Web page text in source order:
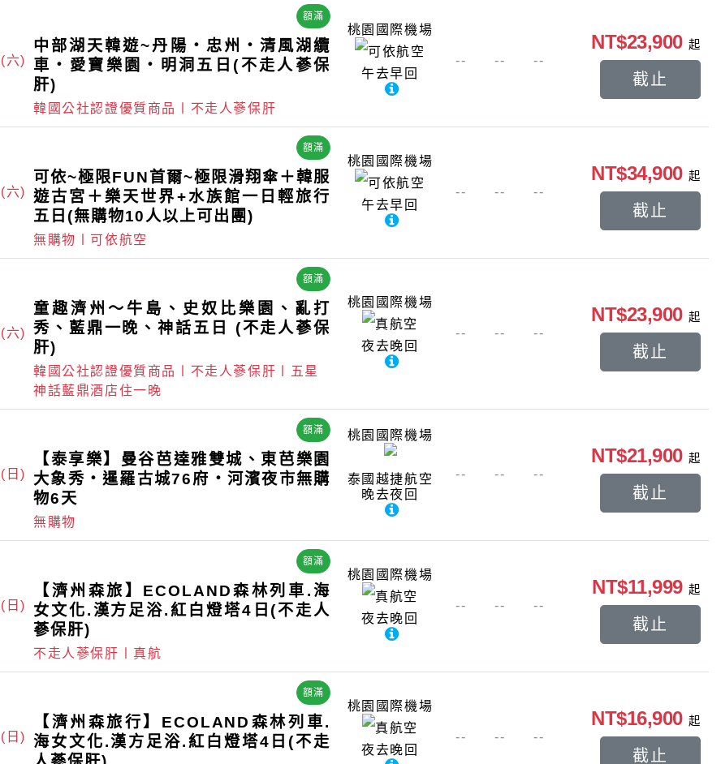
(六)
額滿
中部湖天韓遊~丹陽・忠州・清風湖纜
車・愛寶樂園・明洞五日(不走人蔘保
肝)
韓國公社認證優質商品〡不走人蔘保肝
桃園國際機場
可依航空
午去早回
-- -- --
NT$23,900 起
截止
(六)
額滿
可依~極限FUN首爾~極限滑翔傘＋韓服
遊古宮＋樂天世界+水族館一日輕旅行
五日(無購物10人以上可出團)
無購物〡可依航空
桃園國際機場
可依航空
午去早回
-- -- --
NT$34,900 起
截止
(六)
額滿
童趣濟州～牛島、史奴比樂園、亂打
秀、藍鼎一晚、神話五日 (不走人蔘保
肝)
韓國公社認證優質商品〡不走人蔘保肝〡五星
神話藍鼎酒店住一晚
桃園國際機場
真航空
夜去晚回
-- -- --
NT$23,900 起
截止
(日)
額滿
【泰享樂】曼谷芭達雅雙城、東芭樂園
大象秀・暹羅古城76府・河濱夜市無購
物6天
無購物
桃園國際機場
泰國越捷航空
晚去夜回
-- -- --
NT$21,900 起
截止
(日)
額滿
【濟州森旅】ECOLAND森林列車.海
女文化.漢方足浴.紅白燈塔4日(不走人
蔘保肝)
不走人蔘保肝〡真航
桃園國際機場
真航空
夜去晚回
-- -- --
NT$11,999 起
截止
(日)
額滿
【濟州森旅行】ECOLAND森林列車.
海女文化.漢方足浴.紅白燈塔4日(不走
桃園國際機場
真航空
夜去晚回
-- -- --
NT$16,900 起
截止